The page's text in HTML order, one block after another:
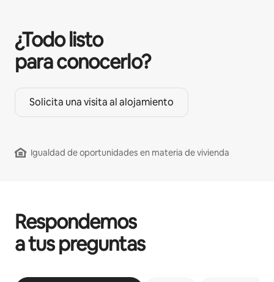
¿Todo listo
para conocerlo?
Solicita una visita al alojamiento
Igualdad de oportunidades en materia de vivienda
Respondemos
a tus preguntas